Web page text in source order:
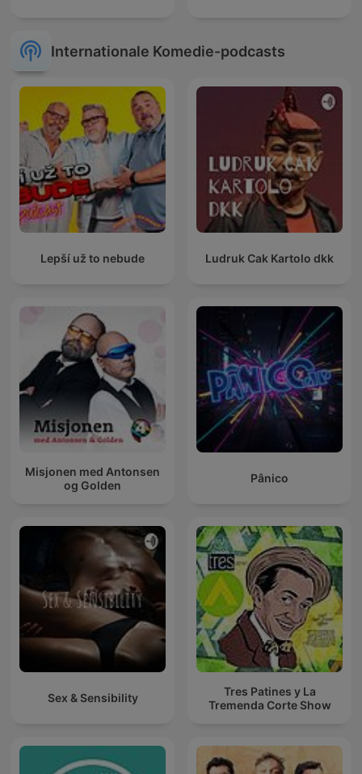
Internationale Komedie-podcasts
Lepší už to nebude Ludruk Cak Kartolo dkk
Misjonen med Antonsen
og Golden
Pânico
Sex & Sensibility
Tres Patines y La
Tremenda Corte Show